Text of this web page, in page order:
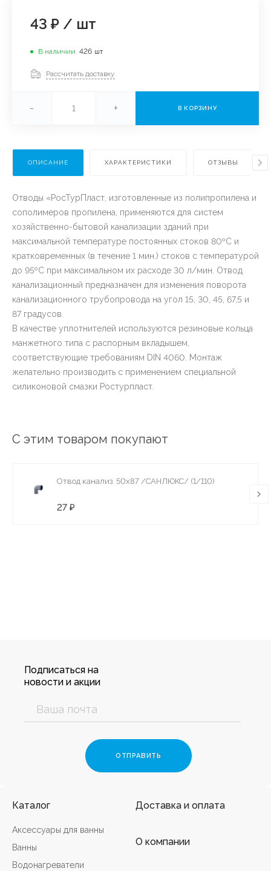
43 ₽ / шт
В наличии 426 шт
Рассчитать доставку
- + В КОРЗИНУ
ОПИСАНИЕ ХАРАКТЕРИСТИКИ ОТЗЫВЫ
Отводы «РосТурПласт, изготовленные из полипропилена и
сополимеров пропилена, применяются для систем
хозяйственно-бытовой канализации зданий при
максимальной температуре постоянных стоков 80ºС и
кратковременных (в течение 1 мин.) стоков с температурой
до 95ºС при максимальном их расходе 30 л/мин. Отвод
канализационный предназначен для изменения поворота
канализационного трубопровода на угол 15, 30, 45, 67,5 и
87 градусов.
В качестве уплотнителей используются резиновые кольца
манжетного типа с распорным вкладышем,
соответствующие требованиям DIN 4060. Монтаж
желательно производить с применением специальной
силиконовой смазки Ростурпласт.
С этим товаром покупают
Отвод канализ. 50х87 /САНЛЮКС/ (1/110)
27 ₽
Подписаться на
новости и акции
Каталог
Аксессуары для ванны
Ванны
Водонагреватели
Доставка и оплата
О компании